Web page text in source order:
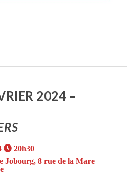
2024 –
20h30
Jobourg, 8 rue de la Mare